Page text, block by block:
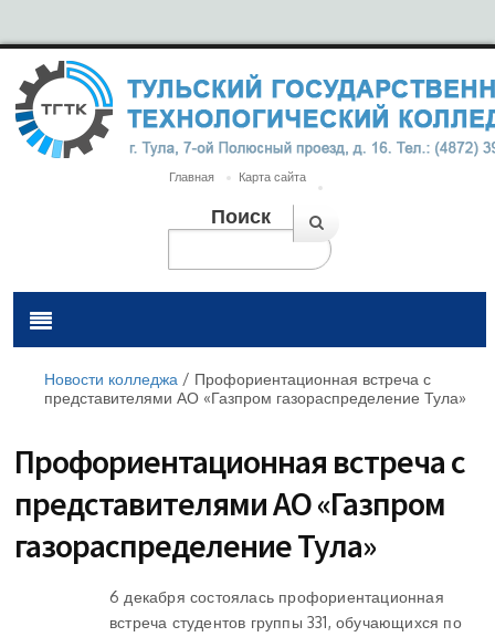
Главная Карта сайта
Поиск
Новости колледжа / Профориентационная встреча с
представителями АО «Газпром газораспределение Тула»
Профориентационная встреча с
представителями АО «Газпром
газораспределение Тула»
6 декабря состоялась профориентационная
встреча студентов группы 331, обучающихся по